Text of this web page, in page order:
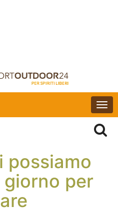
possiamo
giorno per